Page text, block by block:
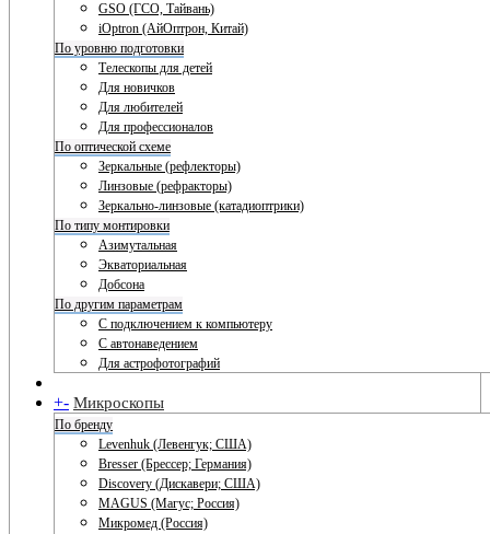
GSO (ГСО, Тайвань)
iOptron (АйОптрон, Китай)
По уровню подготовки
Телескопы для детей
Для новичков
Для любителей
Для профессионалов
По оптической схеме
Зеркальные (рефлекторы)
Линзовые (рефракторы)
Зеркально-линзовые (катадиоптрики)
По типу монтировки
Азимутальная
Экваториальная
Добсона
По другим параметрам
С подключением к компьютеру
С автонаведением
Для астрофотографий
+- Микроскопы
По бренду
Levenhuk (Левенгук; США)
Bresser (Брессер; Германия)
Discovery (Дискавери; США)
MAGUS (Магус; Россия)
Микромед (Россия)